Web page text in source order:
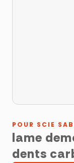
POUR SCIE
lame
dents